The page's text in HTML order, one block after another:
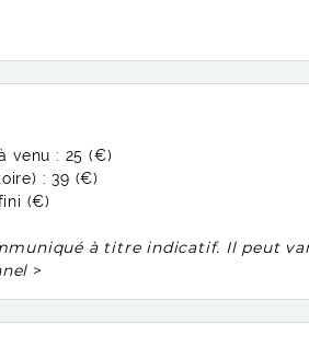
venu : 25 (€)
:39 (€)
(€)
à titre indicatif. Il peut
>